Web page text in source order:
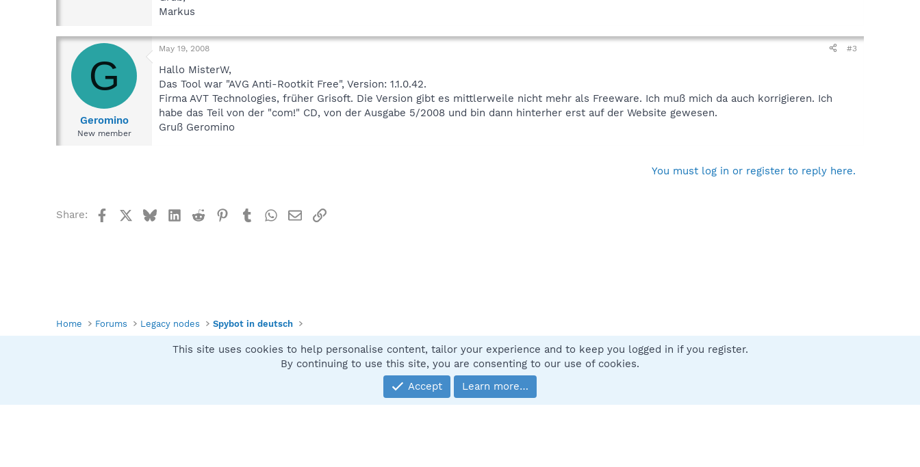
Markus
G
Geromino
New member
May 19, 2008 #3
Hallo MisterW,
Das Tool war "AVG Anti-Rootkit Free", Version: 1.1.0.42.
Firma AVT Technologies, früher Grisoft. Die Version gibt es mittlerweile nicht mehr als Freeware. Ich muß mich da auch korrigieren. Ich
habe das Teil von der "com!" CD, von der Ausgabe 5/2008 und bin dann hinterher erst auf der Website gewesen.
Gruß Geromino
You must log in or register to reply here.
Share: FacebookBlueskyLinkedIn
Reddit Pinterest
TumblrWhatsApp
EmailLink
Home Forums Legacy nodes Spybot in deutsch
Contact us
Community platform by XenForo® © 2010-2025 XenForo Ltd.
This site uses cookies to help personalise content, tailor your experience and to keep you logged in if you register.
By continuing to use this site, you are consenting to our use of cookies.
Accept
Learn more…